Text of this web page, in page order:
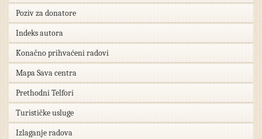
Poziv za donatore
Indeks autora
Konačno prihvaćeni radovi
Mapa Sava centra
Prethodni Telfori
Turističke usluge
Izlaganje radova